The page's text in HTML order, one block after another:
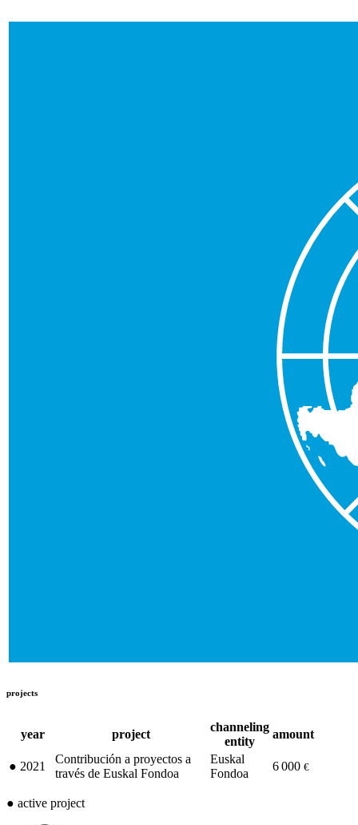
projects
year project
channeling
entity
amount
● 2021
Contribución a proyectos a
través de Euskal Fondoa
Euskal
Fondoa
6 000 €
● active project